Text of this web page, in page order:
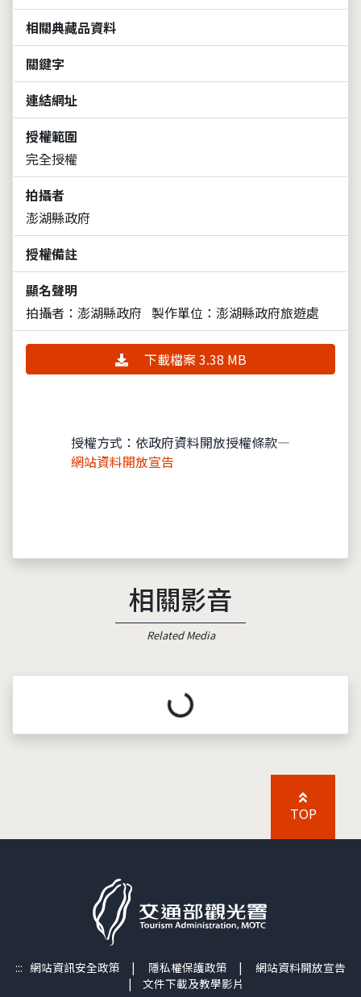
相關典藏品資料
關鍵字
連結網址
授權範圍
完全授權
拍攝者
澎湖縣政府
授權備註
顯名聲明
拍攝者：澎湖縣政府 製作單位：澎湖縣政府旅遊處
下載檔案 3.38 MB
授權方式：依政府資料開放授權條款—
網站資料開放宣告
相關影音
Related Media
載入中...
TOP
::: 網站資訊安全政策 | 隱私權保護政策 | 網站資料開放宣告
| 文件下載及教學影片